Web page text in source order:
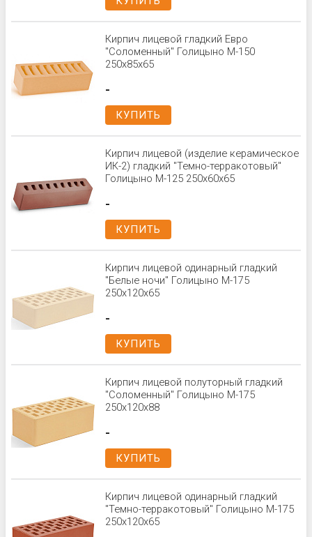
Кирпич лицевой гладкий Евро
"Соломенный" Голицыно М-150
250х85х65
-
КУПИТЬ
Кирпич лицевой (изделие керамическое
ИК-2) гладкий "Темно-терракотовый"
Голицыно М-125 250х60х65
-
КУПИТЬ
Кирпич лицевой одинарный гладкий
"Белые ночи" Голицыно М-175
250x120x65
-
КУПИТЬ
Кирпич лицевой полуторный гладкий
"Соломенный" Голицыно М-175
250x120x88
-
КУПИТЬ
Кирпич лицевой одинарный гладкий
"Темно-терракотовый" Голицыно М-175
250x120x65